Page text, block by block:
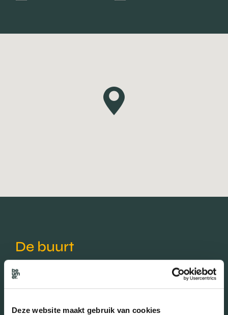
Deze website maakt gebruik van cookies
De buurt
Burgerlijke staat in wijk
Gehuwd (10.64%)